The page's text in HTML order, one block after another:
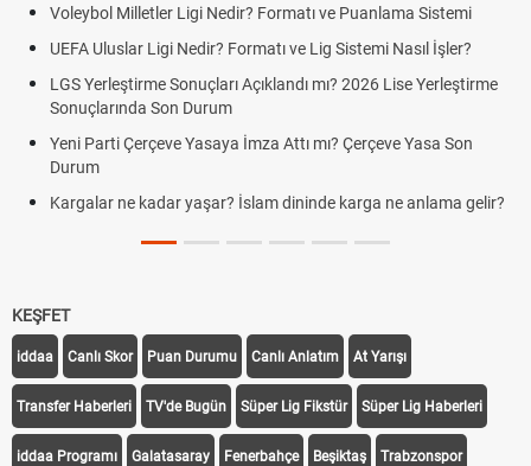
Voleybol Milletler Ligi Nedir? Formatı ve Puanlama Sistemi
UEFA Uluslar Ligi Nedir? Formatı ve Lig Sistemi Nasıl İşler?
LGS Yerleştirme Sonuçları Açıklandı mı? 2026 Lise Yerleştirme
Sonuçlarında Son Durum
Yeni Parti Çerçeve Yasaya İmza Attı mı? Çerçeve Yasa Son
Durum
Kargalar ne kadar yaşar? İslam dininde karga ne anlama gelir?
KEŞFET
iddaa Canlı Skor Puan Durumu Canlı Anlatım At Yarışı
Transfer Haberleri TV'de Bugün Süper Lig Fikstür Süper Lig Haberleri
iddaa Programı Galatasaray Fenerbahçe Beşiktaş Trabzonspor